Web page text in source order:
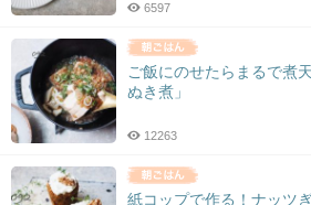
6597
ご飯にのせたらまるで煮
ぬき煮」
12263
紙コップで作る！ナッツ